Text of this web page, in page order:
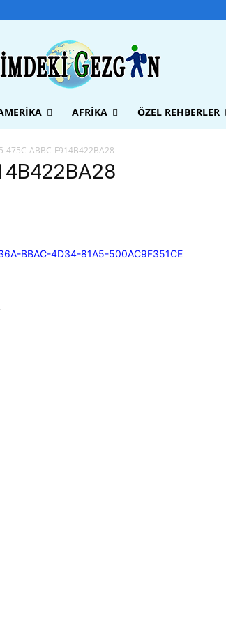
AFRIKA ÖZEL REHBERLER
475C-ABBC-F914B422BA28